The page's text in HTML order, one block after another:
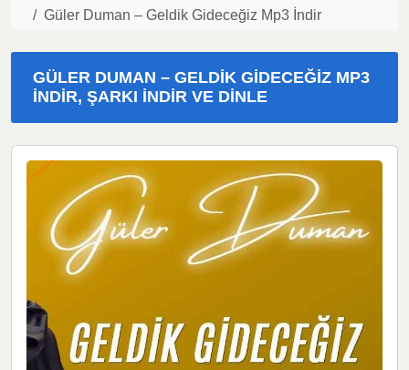
Güler Duman – Geldik Gideceğiz Mp3 İndir
GÜLER DUMAN – GELDIK GIDECEĞIZ MP3
İNDIR, ŞARKI İNDIR VE DINLE